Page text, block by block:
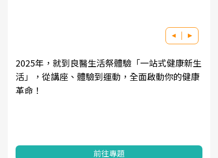
良醫健康網從「換季的身體變化」出發，透過醫
學觀點與日常感受的對話，建立對亞健康的認
知，進而引導實際的改善行動。
前往專題